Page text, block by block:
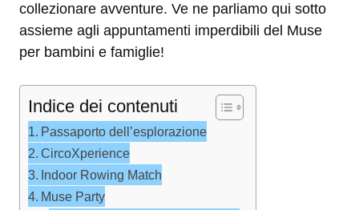
collezionare avventure. Ve ne parliamo qui sotto
assieme agli appuntamenti imperdibili del Muse
per bambini e famiglie!
Indice dei contenuti
Passaporto dell’esplorazione
CircoXperience
Indoor Rowing Match
Muse Party